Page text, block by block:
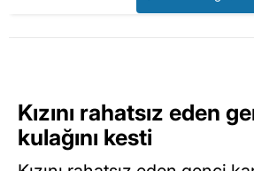
Kızını rahatsız eden
kulağını kesti